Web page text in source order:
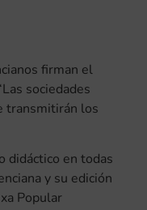
firman el
sociedades
transmitirán los
didáctico en todas
y su edición
Popular